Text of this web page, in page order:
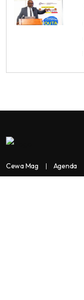
Cewa Mag Agenda